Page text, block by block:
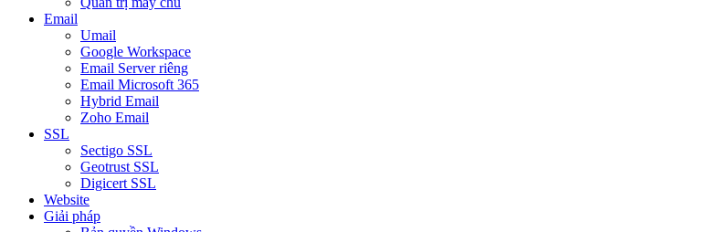
Email
Umail
Google Workspace
Email Server riêng
Email Microsoft 365
Hybrid Email
Zoho Email
SSL
Sectigo SSL
Geotrust SSL
Digicert SSL
Website
Giải pháp